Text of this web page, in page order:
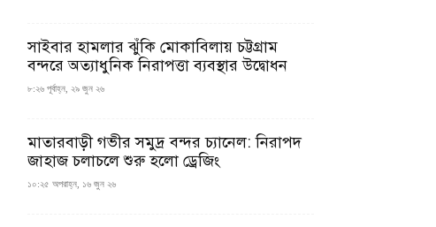
সাইবার হামলার ঝুঁকি মোকাবিলায় চট্টগ্রাম
বন্দরে অত্যাধুনিক নিরাপত্তা ব্যবস্থার উদ্বোধন
৮:২৬ পূর্বাহ্ন, ২৯ জুন ২৬
মাতারবাড়ী গভীর সমুদ্র বন্দর চ্যানেল: নিরাপদ
জাহাজ চলাচলে শুরু হলো ড্রেজিং
১০:২৫ অপরাহ্ন, ১৬ জুন ২৬